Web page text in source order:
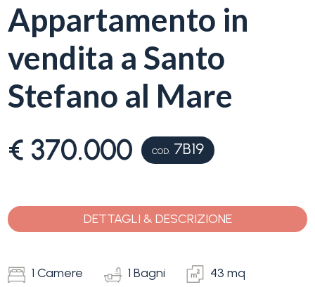
Appartamento in
vendita a Santo
Stefano al Mare
€ 370.000 COD. 7B19
DETTAGLI & DESCRIZIONE
1 Camere 1 Bagni 43 mq
La
Liguria
Ricerca
case
Blog
Preferiti
Tipologia
-
Prezzo